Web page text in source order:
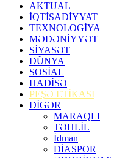
AKTUAL
İQTİSADİYYAT
TEXNOLOGİYA
MƏDƏNİYYƏT
SİYASƏT
DÜNYA
SOSİAL
HADİSƏ
PEŞƏ ETİKASI
DİGƏR
MARAQLI
TƏHLİL
İdman
DİASPOR